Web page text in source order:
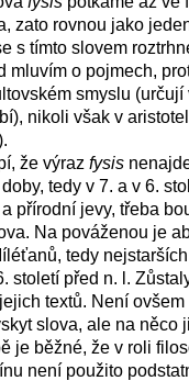
zato rovnou jako
s tímto slovem
mluvím o pojmech,
smyslu (určují
nikoli však v
že výraz fysis
tedy v 7. a v 6.
přírodní jevy, třeba
Na pováženou je
tedy
století před n. l.
textů. Není ovšem
slova, ale na něco
je běžné, že v roli
není použito